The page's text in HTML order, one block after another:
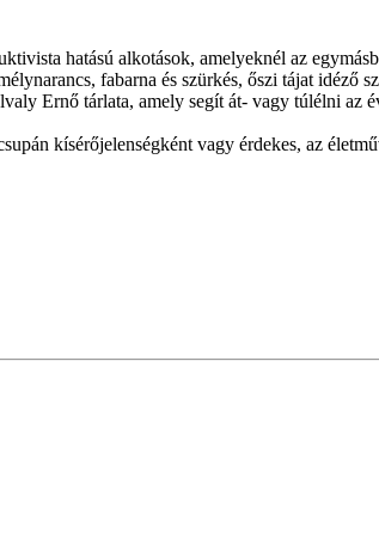
hatású alkotások, amelyeknél az
fabarna és szürkés, őszi tájat idéző
Ernő tárlata, amely segít át- vagy túlélni az
kísérőjelenségként vagy érdekes, az